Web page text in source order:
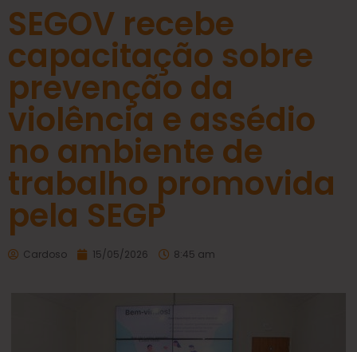
SEGOV recebe
capacitação sobre
prevenção da
violência e assédio
no ambiente de
trabalho promovida
pela SEGP
Cardoso 15/05/2026 8:45 am